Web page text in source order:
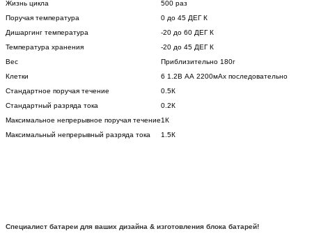
Жизнь цикла
500 раз
Поручая температура
0 до 45 ДЕГ К
Дишаргинг температура
-20 до 60 ДЕГ К
Температура хранения
-20 до 45 ДЕГ К
Вес
Приблизительно 180г
Клетки
6 1.2В АА 2200мАх последовательно
Стандартное поручая течение
0.5К
Стандартный разряда тока
0.2К
Максимальное непрерывное поручая течение1К
Максимальный непрерывный разряда тока
1.5К
Специалист батареи для ваших дизайна & изготовления блока батарей!